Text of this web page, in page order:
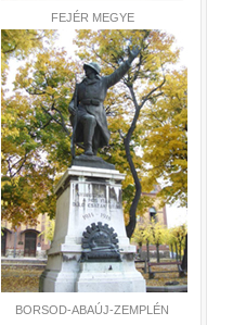
FEJÉR MEGYE
BORSOD-ABAÚJ-ZEMPLÉN